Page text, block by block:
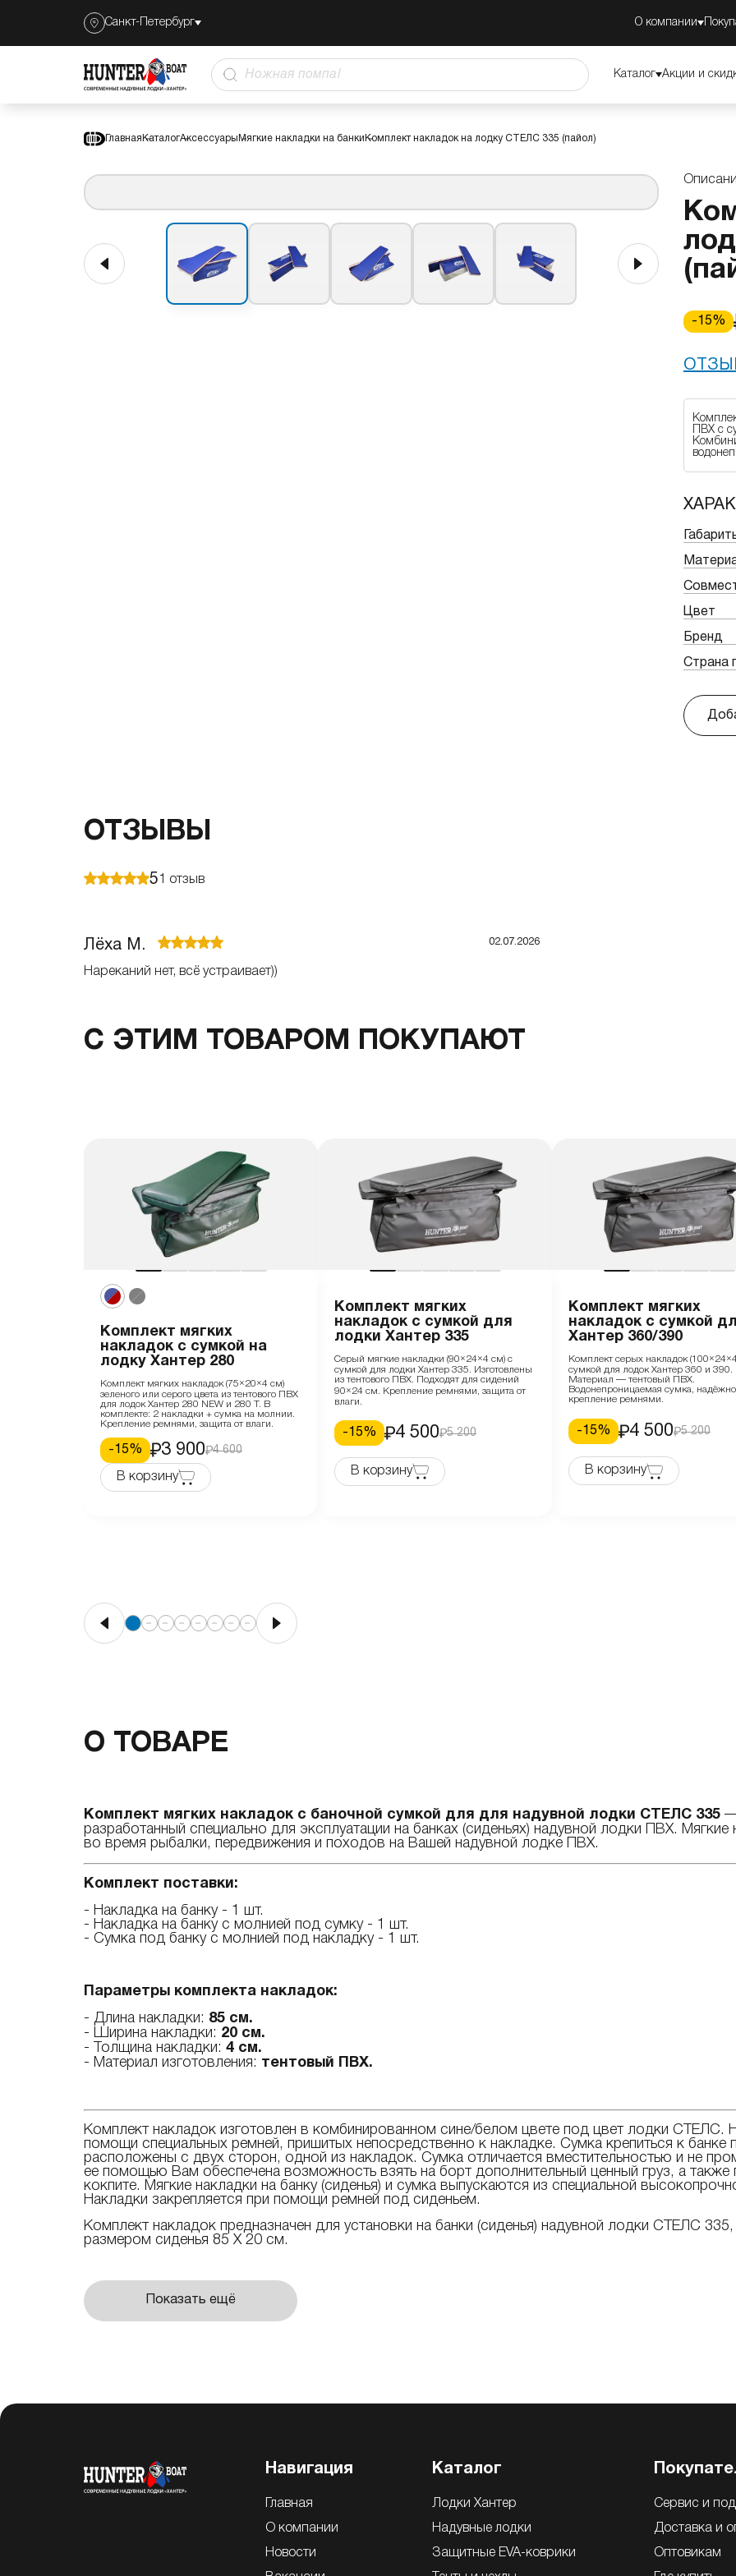
Санкт-Петербург О компании
Ножная помпа Каталог Акции и
Комплект накладок на лодку СТЕЛС 335 (пайол) Обзор
Главная КаталогАксессуары Мягкие накладки на банки Комплект накладок на лодку СТЕЛС 335 (пайол)
-15%
ПВХ с
Цвет
Бренд
Страна
ОТЗЫВЫ
5 1 отзыв
Лёха М. 02.07.2026
Нареканий нет, всё устраивает))
С ЭТИМ ТОВАРОМ ПОКУПАЮТ
Комплект мягких
накладок с сумкой на
лодку Хантер 280
Комплект мягких накладок (75×20×4 см)
зеленого или серого цвета из тентового ПВХ
для лодок Хантер 280 NEW и 280 Т. В
комплекте: 2 накладки + сумка на молнии.
Крепление ремнями, защита от влаги.
-15% 3 900 4 600
В корзину
Комплект мягких
накладок с сумкой для
лодки Хантер 335
Серый мягкие накладки (90×24×4 см) с
сумкой для лодки Хантер 335. Изготовлены
из тентового ПВХ. Подходят для сидений
90×24 см. Крепление ремнями, защита от
влаги.
- 15% 4 500 5 200
В корзину
Комплект мягких
накладок с сумкой
Хантер 360/390
Комплект серых накладок
сумкой для лодок Хантер 360 и 390.
Материал — тентовый ПВХ.
Водонепроницаемая сумка,
крепление ремнями.
- 15% 4 500 5 200
В корзину
О ТОВАРЕ
Комплект мягких накладок с баночной сумкой для для надувной лодки СТЕЛС 335 —
разработанный специально для эксплуатации на банках (сиденьях) надувной лодки ПВХ.
во время рыбалки, передвижения и походов на Вашей надувной лодке ПВХ.
Комплект поставки:
- Накладка на банку - 1 шт.
- Накладка на банку с молнией под сумку - 1 шт.
- Сумка под банку с молнией под накладку - 1 шт.
Параметры комплекта накладок:
- Длина накладки: 85 см.
- Ширина накладки: 20 см.
- Толщина накладки: 4 см.
- Материал изготовления: тентовый ПВХ.
Комплект накладок изготовлен в комбинированном сине/белом цвете под цвет лодки СТЕЛС.
помощи специальных ремней, пришитых непосредственно к накладке. Сумка крепиться к
расположены с двух сторон, одной из накладок. Сумка отличается вместительностью и не
ее помощью Вам обеспечена возможность взять на борт дополнительный ценный груз, а
кокпите. Мягкие накладки на банку (сиденья) и сумка выпускаются из специальной
Накладки закрепляется при помощи ремней под сиденьем.
Комплект накладок предназначен для установки на банки (сиденья) надувной лодки СТЕЛС 335
размером сиденья 85 Х 20 см.
Показать ещё
Навигация
Главная
О компании
Новости
Каталог
Лодки Хантер
Надувные лодки
Защитные EVA-коврики
Сервис и
Доставка и
Оптовикам